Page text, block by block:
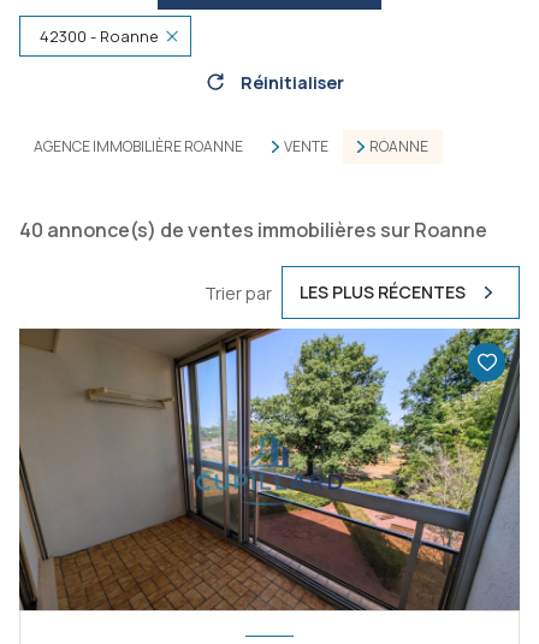
42300 - Roanne
Réinitialiser
AGENCE IMMOBILIÈRE ROANNE VENTE ROANNE
40 annonce(s) de ventes immobilières sur Roanne
Trier par LES PLUS RÉCENTES